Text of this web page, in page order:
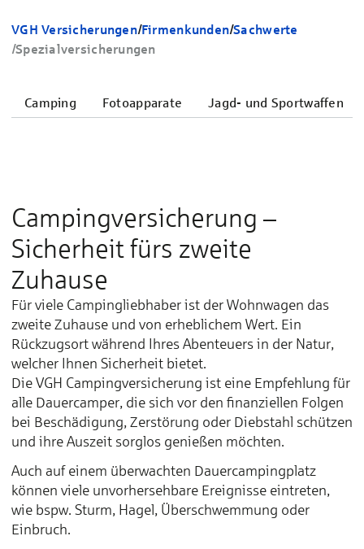
VGH Versicherungen/Firmenkunden/Sachwerte
/Spezialversicherungen
Camping Fotoapparate Jagd- und Sportwaffen
Campingversicherung –
Sicherheit fürs zweite
Zuhause
Für viele Campingliebhaber ist der Wohnwagen das
zweite Zuhause und von erheblichem Wert. Ein
Rückzugsort während Ihres Abenteuers in der Natur,
welcher Ihnen Sicherheit bietet.
Die VGH Campingversicherung ist eine Empfehlung für
alle Dauercamper, die sich vor den finanziellen Folgen
bei Beschädigung, Zerstörung oder Diebstahl schützen
und ihre Auszeit sorglos genießen möchten.
Auch auf einem überwachten Dauercampingplatz
können viele unvorhersehbare Ereignisse eintreten,
wie bspw. Sturm, Hagel, Überschwemmung oder
Einbruch.